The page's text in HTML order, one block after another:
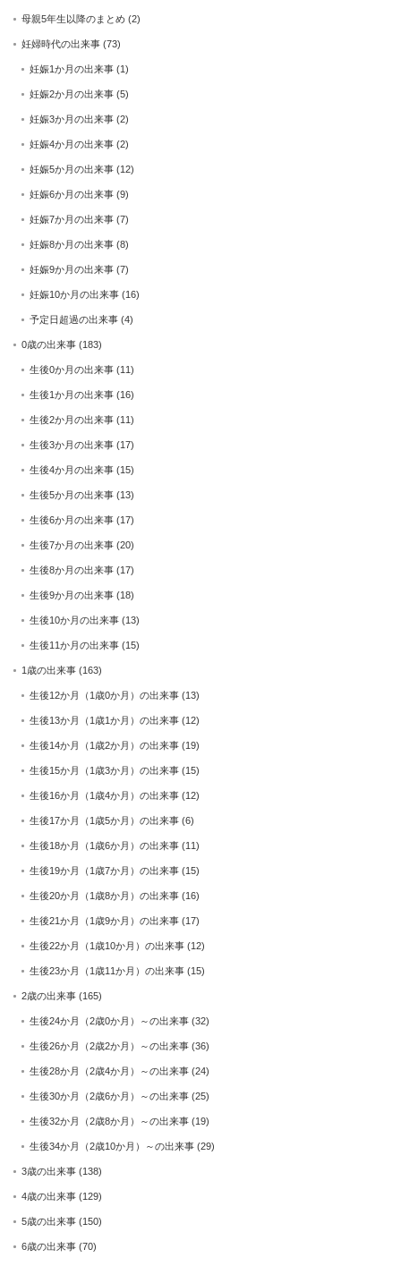
母親5年生以降のまとめ (2)
妊婦時代の出来事 (73)
妊娠1か月の出来事 (1)
妊娠2か月の出来事 (5)
妊娠3か月の出来事 (2)
妊娠4か月の出来事 (2)
妊娠5か月の出来事 (12)
妊娠6か月の出来事 (9)
妊娠7か月の出来事 (7)
妊娠8か月の出来事 (8)
妊娠9か月の出来事 (7)
妊娠10か月の出来事 (16)
予定日超過の出来事 (4)
0歳の出来事 (183)
生後0か月の出来事 (11)
生後1か月の出来事 (16)
生後2か月の出来事 (11)
生後3か月の出来事 (17)
生後4か月の出来事 (15)
生後5か月の出来事 (13)
生後6か月の出来事 (17)
生後7か月の出来事 (20)
生後8か月の出来事 (17)
生後9か月の出来事 (18)
生後10か月の出来事 (13)
生後11か月の出来事 (15)
1歳の出来事 (163)
生後12か月（1歳0か月）の出来事 (13)
生後13か月（1歳1か月）の出来事 (12)
生後14か月（1歳2か月）の出来事 (19)
生後15か月（1歳3か月）の出来事 (15)
生後16か月（1歳4か月）の出来事 (12)
生後17か月（1歳5か月）の出来事 (6)
生後18か月（1歳6か月）の出来事 (11)
生後19か月（1歳7か月）の出来事 (15)
生後20か月（1歳8か月）の出来事 (16)
生後21か月（1歳9か月）の出来事 (17)
生後22か月（1歳10か月）の出来事 (12)
生後23か月（1歳11か月）の出来事 (15)
2歳の出来事 (165)
生後24か月（2歳0か月）～の出来事 (32)
生後26か月（2歳2か月）～の出来事 (36)
生後28か月（2歳4か月）～の出来事 (24)
生後30か月（2歳6か月）～の出来事 (25)
生後32か月（2歳8か月）～の出来事 (19)
生後34か月（2歳10か月）～の出来事 (29)
3歳の出来事 (138)
4歳の出来事 (129)
5歳の出来事 (150)
6歳の出来事 (70)